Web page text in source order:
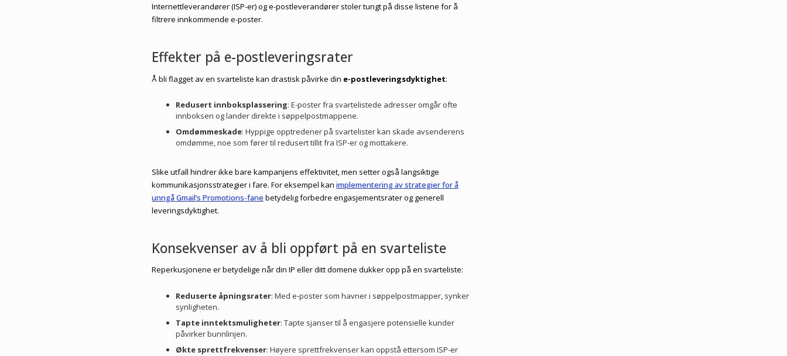
Internettleverandører (ISP-er) og e-postleverandører stoler tungt på disse listene for å
filtrere innkommende e-poster.
Effekter på e-postleveringsrater
Å bli flagget av en svarteliste kan drastisk påvirke din e-postleveringsdyktighet:
Redusert innboksplassering: E-poster fra svartelistede adresser omgår ofte
innboksen og lander direkte i søppelpostmappene.
Omdømmeskade: Hyppige opptredener på svartelister kan skade avsenderens
omdømme, noe som fører til redusert tillit fra ISP-er og mottakere.
Slike utfall hindrer ikke bare kampanjens effektivitet, men setter også langsiktige
kommunikasjonsstrategier i fare. For eksempel kanimplementering av strategier for å
unngå Gmail’s Promotions-fane betydelig forbedre engasjementsrater og generell
leveringsdyktighet.
Konsekvenser av å bli oppført på en svarteliste
Reperkusjonene er betydelige når din IP eller ditt domene dukker opp på en svarteliste:
Reduserte åpningsrater: Med e-poster som havner i søppelpostmapper, synker
synligheten.
Tapte inntektsmuligheter: Tapte sjanser til å engasjere potensielle kunder
påvirker bunnlinjen.
Økte sprettfrekvenser: Høyere sprettfrekvenser kan oppstå ettersom ISP-er